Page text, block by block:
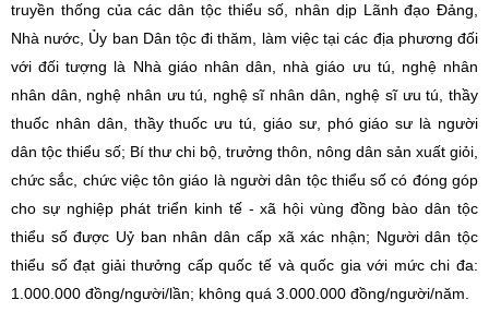
truyền thống của các dân tộc thiểu số, nhân dịp Lãnh đạo Đảng,
Nhà nước, Ủy ban Dân tộc đi thăm, làm việc tại các địa phương đối
với đối tượng là Nhà giáo nhân dân, nhà giáo ưu tú, nghệ nhân
nhân dân, nghệ nhân ưu tú, nghệ sĩ nhân dân, nghệ sĩ ưu tú, thầy
thuốc nhân dân, thầy thuốc ưu tú, giáo sư, phó giáo sư là người
dân tộc thiểu số; Bí thư chi bộ, trưởng thôn, nông dân sản xuất giỏi,
chức sắc, chức việc tôn giáo là người dân tộc thiểu số có đóng góp
cho sự nghiệp phát triển kinh tế - xã hội vùng đồng bào dân tộc
thiểu số được Uỷ ban nhân dân cấp xã xác nhận; Người dân tộc
thiểu số đạt giải thưởng cấp quốc tế và quốc gia với mức chi đa:
1.000.000 đồng/người/lần; không quá 3.000.000 đồng/người/năm.